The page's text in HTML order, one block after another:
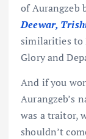
of Aurangzeb
Deewar,
similarities to
Glory and
And if you
Aurangzeb’s
was a traitor,
shouldn’t